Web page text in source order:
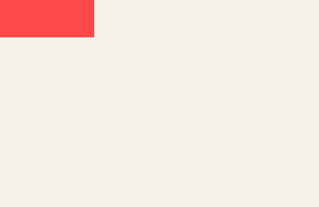
文化程